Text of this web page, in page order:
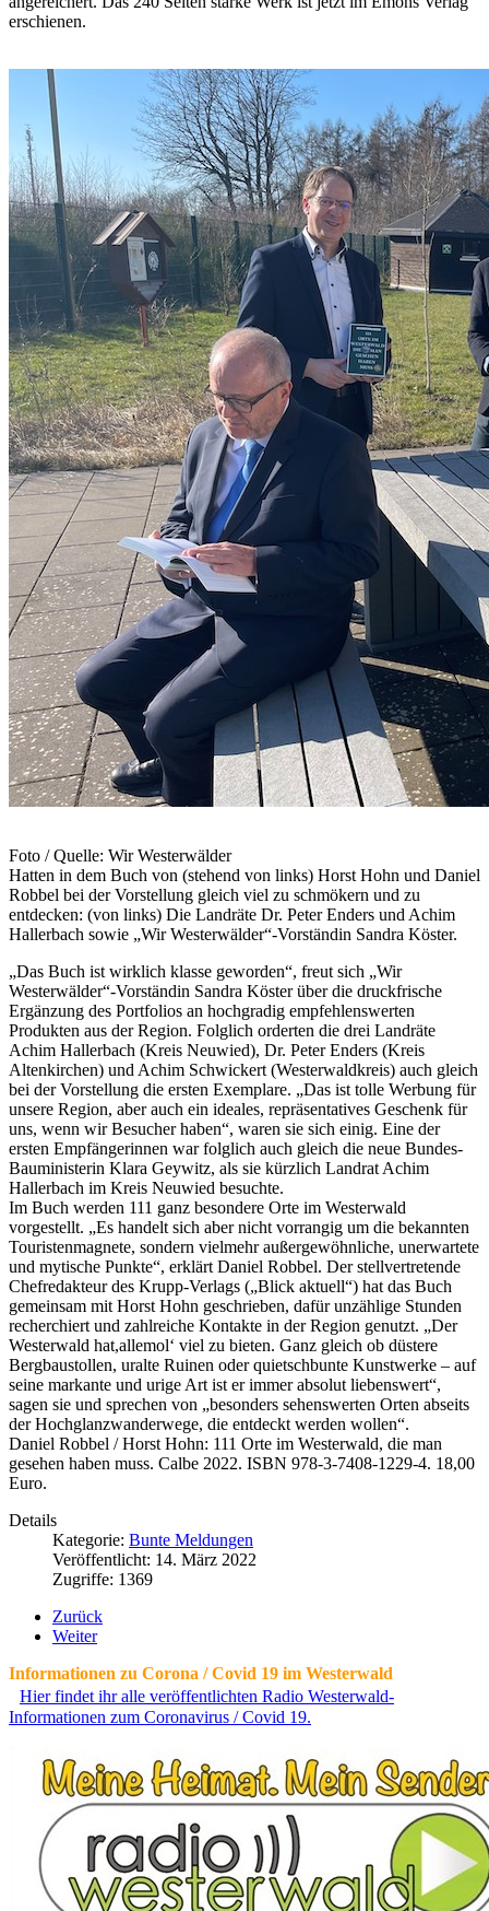
erschienen.
Foto / Quelle: Wir Westerwälder
Hatten in dem Buch von (stehend von links) Horst Hohn und Daniel
Robbel bei der Vorstellung gleich viel zu schmökern und zu
entdecken: (von links) Die Landräte Dr. Peter Enders und Achim
Hallerbach sowie „Wir Westerwälder“-Vorständin Sandra Köster.
„Das Buch ist wirklich klasse geworden“, freut sich „Wir
Westerwälder“-Vorständin Sandra Köster über die druckfrische
Ergänzung des Portfolios an hochgradig empfehlenswerten
Produkten aus der Region. Folglich orderten die drei Landräte
Achim Hallerbach (Kreis Neuwied), Dr. Peter Enders (Kreis
Altenkirchen) und Achim Schwickert (Westerwaldkreis) auch gleich
bei der Vorstellung die ersten Exemplare. „Das ist tolle Werbung für
unsere Region, aber auch ein ideales, repräsentatives Geschenk für
uns, wenn wir Besucher haben“, waren sie sich einig. Eine der
ersten Empfängerinnen war folglich auch gleich die neue Bundes-
Bauministerin Klara Geywitz, als sie kürzlich Landrat Achim
Hallerbach im Kreis Neuwied besuchte.
Im Buch werden 111 ganz besondere Orte im Westerwald
vorgestellt. „Es handelt sich aber nicht vorrangig um die bekannten
Touristenmagnete, sondern vielmehr außergewöhnliche, unerwartete
und mytische Punkte“, erklärt Daniel Robbel. Der stellvertretende
Chefredakteur des Krupp-Verlags („Blick aktuell“) hat das Buch
gemeinsam mit Horst Hohn geschrieben, dafür unzählige Stunden
recherchiert und zahlreiche Kontakte in der Region genutzt. „Der
Westerwald hat,allemol‘ viel zu bieten. Ganz gleich ob düstere
Bergbaustollen, uralte Ruinen oder quietschbunte Kunstwerke – auf
seine markante und urige Art ist er immer absolut liebenswert“,
sagen sie und sprechen von „besonders sehenswerten Orten abseits
der Hochglanzwanderwege, die entdeckt werden wollen“.
Daniel Robbel / Horst Hohn: 111 Orte im Westerwald, die man
gesehen haben muss. Calbe 2022. ISBN 978-3-7408-1229-4. 18,00
Euro.
Details
Kategorie: Bunte Meldungen
Veröffentlicht: 14. März 2022
Zugriffe: 1369
Zurück
Weiter
Informationen zu Corona / Covid 19 im Westerwald
Hier findet ihr alle veröffentlichten Radio Westerwald-
Informationen zum Coronavirus / Covid 19.